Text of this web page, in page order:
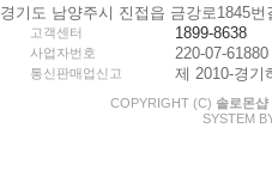
경기도 남양주시 진접읍 금강로1845
고객센터 1899-8638
사업자번호 220-07-61880
통신판매업신고 제 2010-경기
COPYRIGHT (C) 솔로몬샵
SYSTEM